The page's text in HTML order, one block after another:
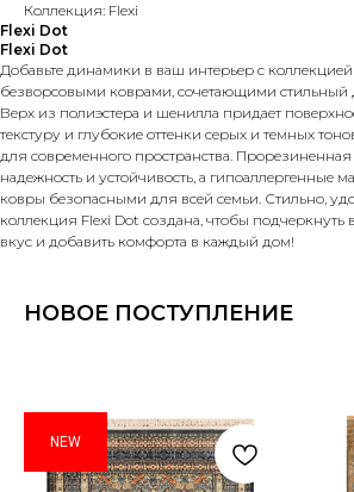
Коллекция: Flexi
Flexi Dot
Flexi Dot
Добавьте динамики в ваш интерьер с
безворсовыми коврами, сочетающими стильный
Верх из полиэстера и шенилла придает
текстуру и глубокие оттенки серых и темных
для современного пространства. Прорезиненная
надежность и устойчивость, а гипоаллергенные
ковры безопасными для всей семьи. Стильно,
коллекция Flexi Dot создана, чтобы
вкус и добавить комфорта в каждый дом!
НОВОЕ ПОСТУПЛЕНИЕ
NEW